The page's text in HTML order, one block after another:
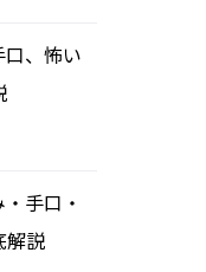
、怖い
手口・
解説